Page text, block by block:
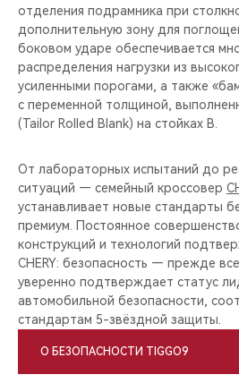
отделения подрамника при
дополнительную зону для
боковом ударе обеспечивается
распределения нагрузки из
усиленными порогами, а также
с переменной толщиной,
(Tailor Rolled Blank) на стойках B.
От лабораторных испытаний до
ситуаций — семейный кроссовер
устанавливает новые стандарты
премиум. Постоянное
конструкций и технологий
CHERY: безопасность — прежде
уверенно подтверждает статус
автомобильной безопасности,
стандартам 5-звёздной защиты.
О БЕЗОПАСНОСТИ TIGGO9